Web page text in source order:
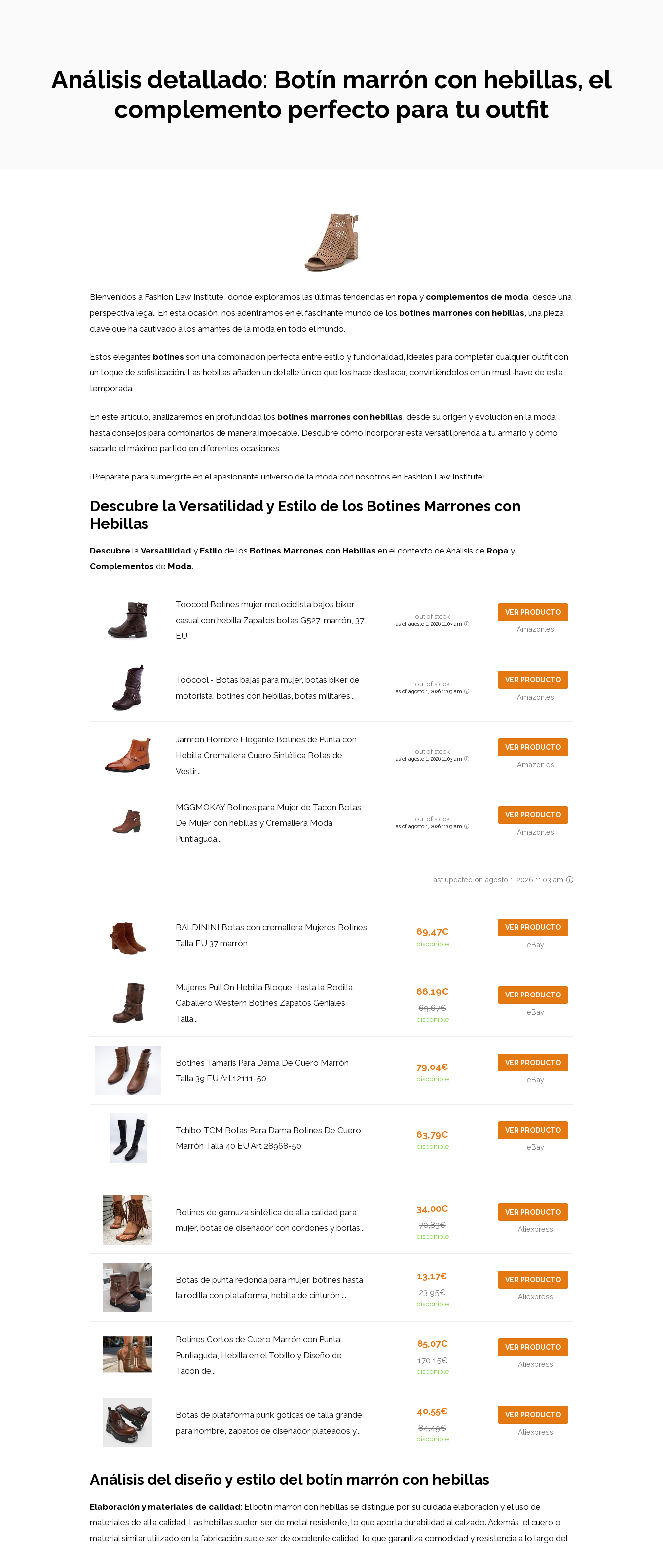
Análisis detallado: Botín marrón con hebillas, el
complemento perfecto para tu outfit
Bienvenidos a Fashion Law Institute, donde exploramos las últimas tendencias en ropa y complementos de moda , desde una
perspectiva legal. En esta ocasión, nos adentramos en el fascinante mundo de los botines marrones con hebillas , una pieza
clave que ha cautivado a los amantes de la moda en todo el mundo.
Estos elegantes botines son una combinación perfecta entre estilo y funcionalidad, ideales para completar cualquier outfit con
un toque de sofisticación. Las hebillas añaden un detalle único que los hace destacar, convirtiéndolos en un must-have de esta
temporada.
En este artículo, analizaremos en profundidad los botines marrones con hebillas , desde su origen y evolución en la moda
hasta consejos para combinarlos de manera impecable. Descubre cómo incorporar esta versátil prenda a tu armario y cómo
sacarle el máximo partido en diferentes ocasiones.
¡Prepárate para sumergirte en el apasionante universo de la moda con nosotros en Fashion Law Institute!
Descubre la Versatilidad y Estilo de los Botines Marrones con
Hebillas
Descubre la Versatilidad y Estilo de los Botines Marrones con Hebillas en el contexto de Análisis de Ropa y
Complementos de Moda.
Toocool Botines mujer motociclista bajos biker
casual con hebilla Zapatos botas G527, marrón, 37
EU
out of stock
as of agosto 1, 2026 11:03 am
VER PRODUCTO
Amazon.es
Toocool - Botas bajas para mujer, botas biker de
motorista, botines con hebillas, botas militares...
out of stock
as of agosto 1, 2026 11:03 am
VER PRODUCTO
Amazon.es
Jamron Hombre Elegante Botines de Punta con
Hebilla Cremallera Cuero Sintética Botas de
Vestir...
out of stock
as of agosto 1, 2026 11:03 am
VER PRODUCTO
Amazon.es
MGGMOKAY Botines para Mujer de Tacon Botas
De Mujer con hebillas y Cremallera Moda
Puntiaguda...
out of stock
as of agosto 1, 2026 11:03 am
VER PRODUCTO
Amazon.es
Last updated on agosto 1, 2026 11:03 am
BALDININI Botas con cremallera Mujeres Botines
Talla EU 37 marrón
69,47€
disponible
VER PRODUCTO
eBay
Mujeres Pull On Hebilla Bloque Hasta la Rodilla
Caballero Western Botines Zapatos Geniales
Talla...
66,19€
69,67€
disponible
VER PRODUCTO
eBay
Botines Tamaris Para Dama De Cuero Marrón
Talla 39 EU Art.12111-50
79,04€
disponible
VER PRODUCTO
eBay
Tchibo TCM Botas Para Dama Botines De Cuero
Marrón Talla 40 EU Art 28968-50
63,79€
disponible
VER PRODUCTO
eBay
Botines de gamuza sintética de alta calidad para
mujer, botas de diseñador con cordones y borlas...
34,00€
70,83€
disponible
VER PRODUCTO
Aliexpress
Botas de punta redonda para mujer, botines hasta
la rodilla con plataforma, hebilla de cinturón,...
13,17€
23,95€
disponible
VER PRODUCTO
Aliexpress
Botines Cortos de Cuero Marrón con Punta
Puntiaguda, Hebilla en el Tobillo y Diseño de
Tacón de...
85,07€
170,15€
disponible
VER PRODUCTO
Aliexpress
Botas de plataforma punk góticas de talla grande
para hombre, zapatos de diseñador plateados y...
40,55€
84,49€
disponible
VER PRODUCTO
Aliexpress
Análisis del diseño y estilo del botín marrón con hebillas
Elaboración y materiales de calidad: El botín marrón con hebillas se distingue por su cuidada elaboración y el uso de
materiales de alta calidad. Las hebillas suelen ser de metal resistente, lo que aporta durabilidad al calzado. Además, el cuero o
material similar utilizado en la fabricación suele ser de excelente calidad, lo que garantiza comodidad y resistencia a lo largo del